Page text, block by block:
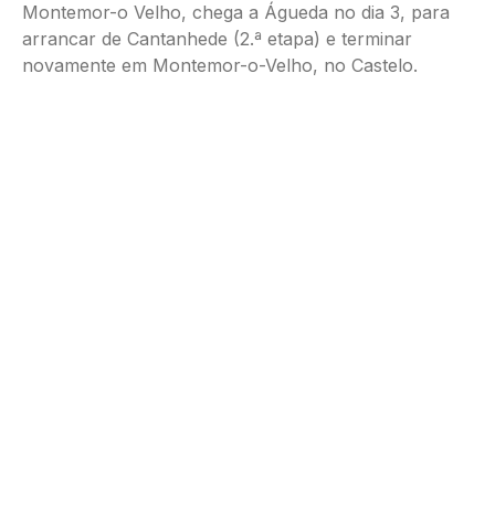
Montemor-o Velho, chega a Águeda no dia 3, para
arrancar de Cantanhede (2.ª etapa) e terminar
novamente em Montemor-o-Velho, no Castelo.